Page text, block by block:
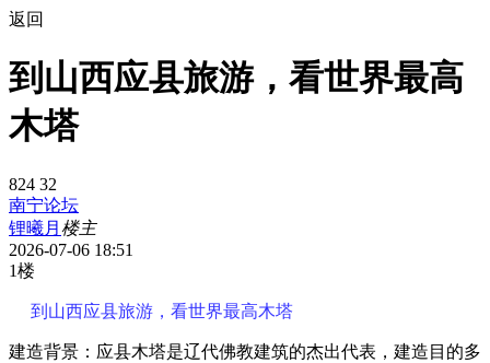
返回
到山西应县旅游，看世界最高
木塔
824 32
南宁论坛
锂曦月 楼主
2026-07-06 18:51
1楼
到山西应县旅游，看世界最高木塔
建造背景：应县木塔是辽代佛教建筑的杰出代表，建造目的多